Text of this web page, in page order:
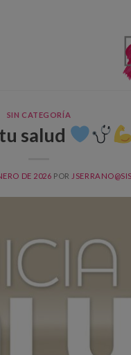
SIN CATEGORÍA
salud
DE 2026 POR